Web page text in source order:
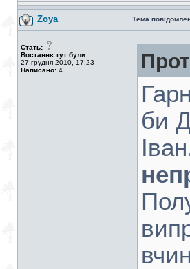
Zoya Тема
Стать:
Востаннє тут були:
27 грудня 2010, 17:23
Написано: 4
би